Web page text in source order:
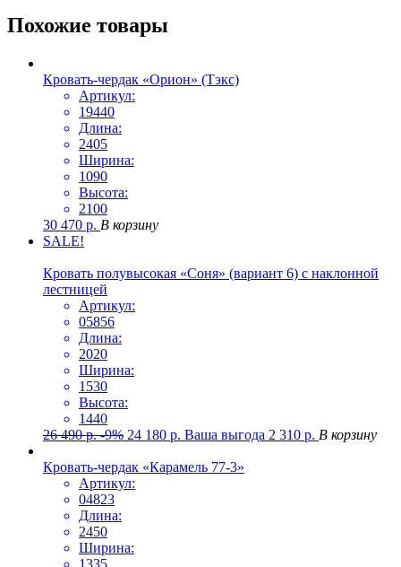
Похожие товары
Кровать-чердак «Орион» (Тэкс)
Артикул:
19440
Длина:
2405
Ширина:
1090
Высота:
2100
30 470 р. В корзину
SALE!
Кровать полувысокая «Соня» (вариант 6) с наклонной
лестницей
Артикул:
05856
Длина:
2020
Ширина:
1530
Высота:
1440
26 490р. -9% 24 180 р. Ваша выгода 2 310 р. В корзину
Кровать-чердак «Карамель 77-3»
Артикул:
04823
Длина:
2450
Ширина:
1335